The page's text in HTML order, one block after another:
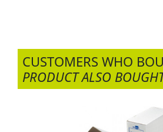
CUSTOMERS WHO
PRODUCT ALSO